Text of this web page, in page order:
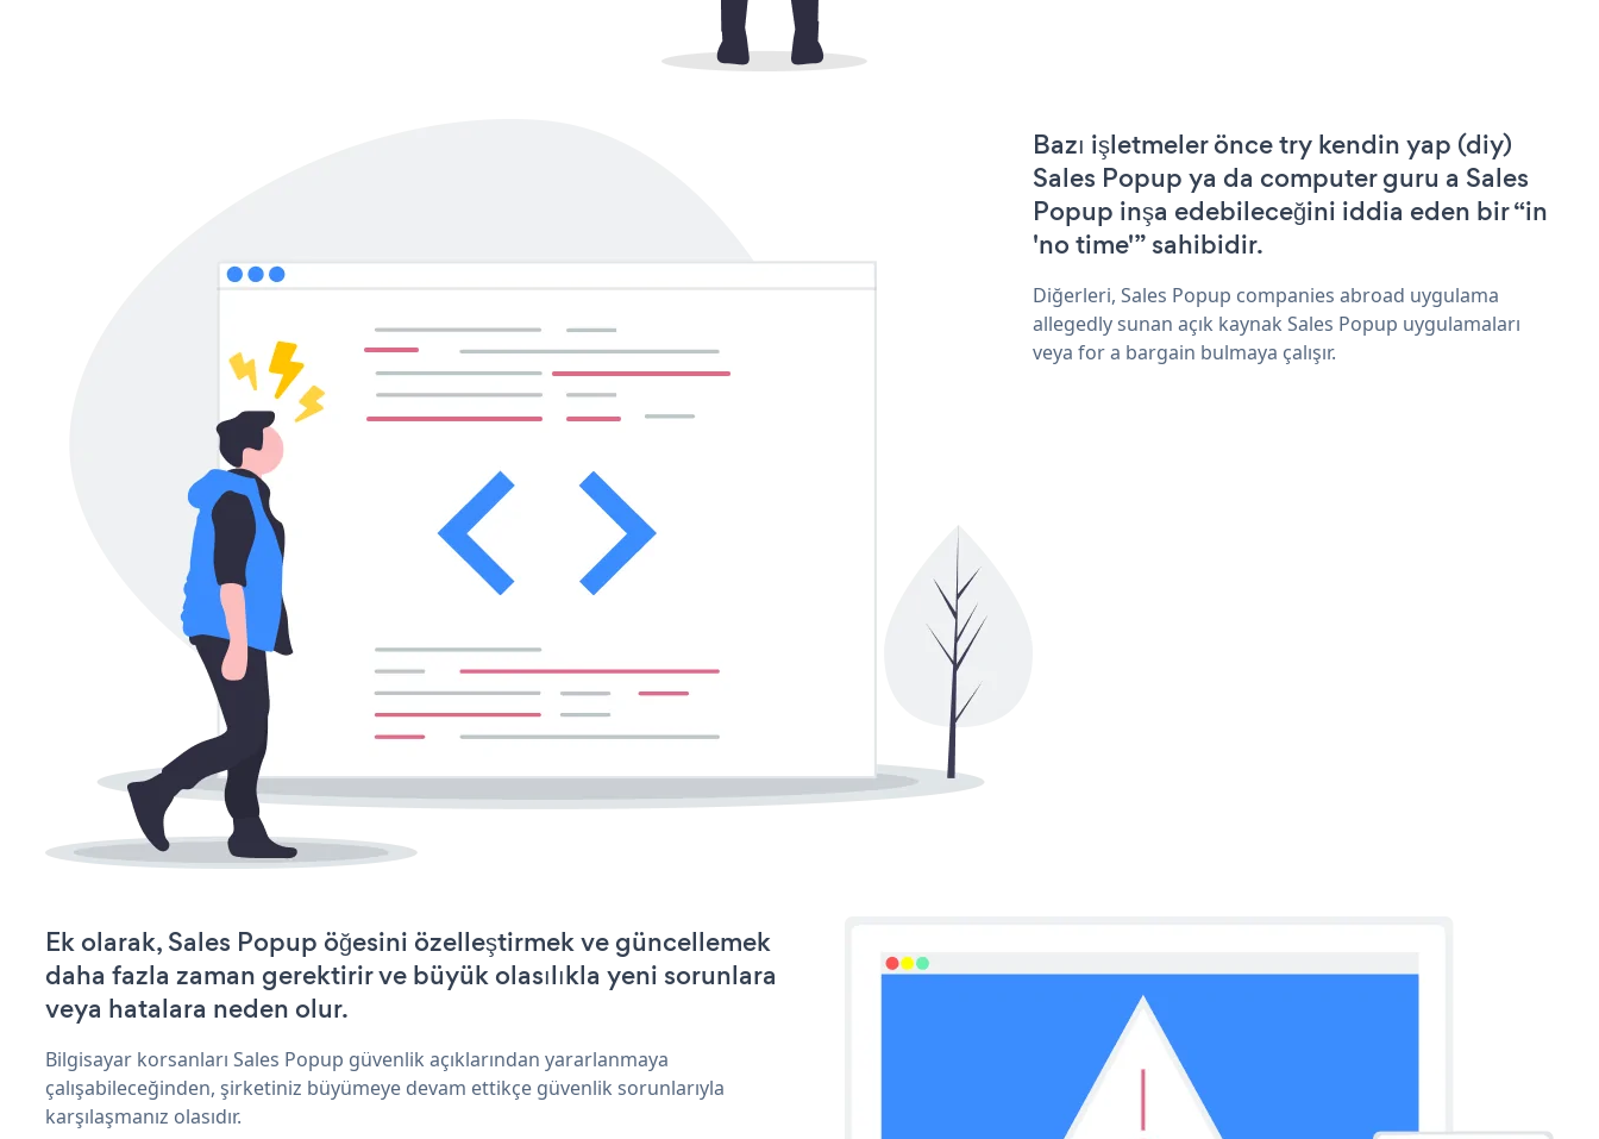
Bazı işletmeler önce try kendin yap (diy)
Sales Popup ya da computer guru a Sales
Popup inşa edebileceğini iddia eden bir “in
'no time'” sahibidir.
Diğerleri, Sales Popup companies abroad uygulama
allegedly sunan açık kaynak Sales Popup uygulamaları
veya for a bargain bulmaya çalışır.
Ek olarak, Sales Popup öğesini özelleştirmek ve güncellemek
daha fazla zaman gerektirir ve büyük olasılıkla yeni sorunlara
veya hatalara neden olur.
Bilgisayar korsanları Sales Popup güvenlik açıklarından yararlanmaya
çalışabileceğinden, şirketiniz büyümeye devam ettikçe güvenlik sorunlarıyla
karşılaşmanız olasıdır.